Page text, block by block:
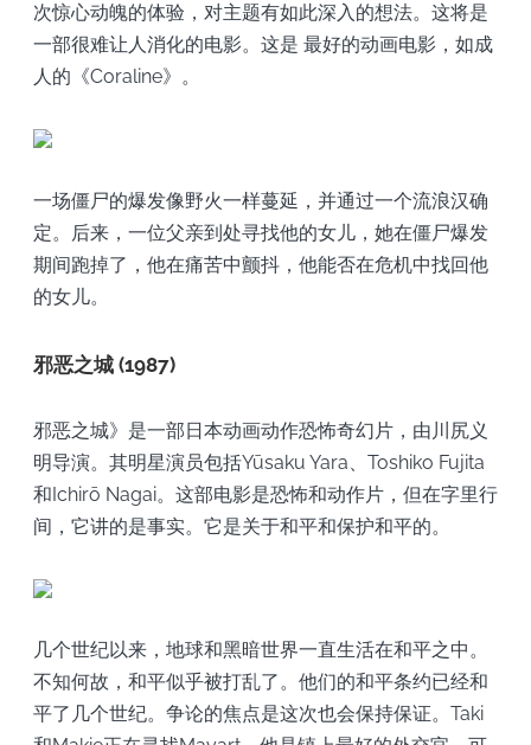
次惊心动魄的体验，对主题有如此深入的想法。这将是
一部很难让人消化的电影。这是 最好的动画电影，如成
人的《Coraline》。
一场僵尸的爆发像野火一样蔓延，并通过一个流浪汉确
定。后来，一位父亲到处寻找他的女儿，她在僵尸爆发
期间跑掉了，他在痛苦中颤抖，他能否在危机中找回他
的女儿。
邪恶之城 (1987)
邪恶之城》是一部日本动画动作恐怖奇幻片，由川尻义
明导演。其明星演员包括Yūsaku Yara、Toshiko Fujita
和Ichirō Nagai。这部电影是恐怖和动作片，但在字里行
间，它讲的是事实。它是关于和平和保护和平的。
几个世纪以来，地球和黑暗世界一直生活在和平之中。
不知何故，和平似乎被打乱了。他们的和平条约已经和
平了几个世纪。争论的焦点是这次也会保持保证。Taki